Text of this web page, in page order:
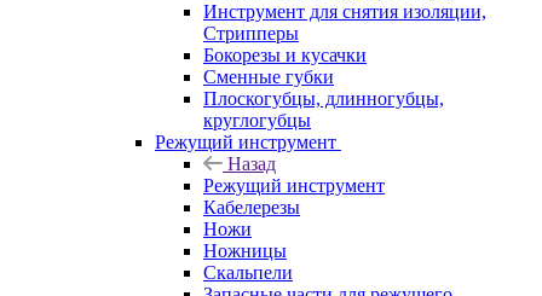
Инструмент для снятия изоляции,
Стрипперы
Бокорезы и кусачки
Сменные губки
Плоскогубцы, длинногубцы,
круглогубцы
Режущий инструмент
Назад
Режущий инструмент
Кабелерезы
Ножи
Ножницы
Скальпели